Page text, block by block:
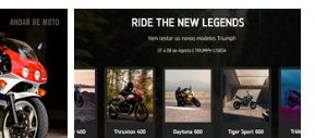
a 1
ganhar